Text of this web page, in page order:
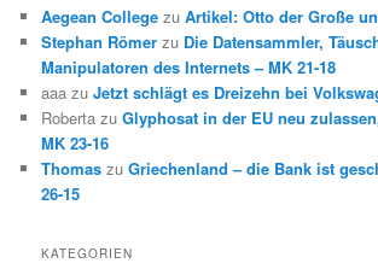
Aegean College zuArtikel: Otto der Große
Stephan Römer zu Die Datensammler,
Manipulatoren des Internets – MK 21-18
aaa zuJetzt schlägt es Dreizehn bei
Roberta zuGlyphosat in der EU neu
MK 23-16
Thomas zuGriechenland – die Bank ist
26-15
KATEGORIEN